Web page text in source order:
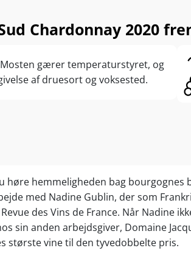
Chardonnay 2020
Mosten gærer temperaturstyret, og
af druesort og voksested.
høre hemmeligheden bag bourgognes
med Nadine Gublin, der som
des Vins de France. Når Nadine
sin anden arbejdsgiver, Domaine
største vine til den tyvedobbelte pris.